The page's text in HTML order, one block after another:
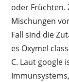
oder Früchten.
Mischungen
Fall sind die
es Oxymel
C. Laut google